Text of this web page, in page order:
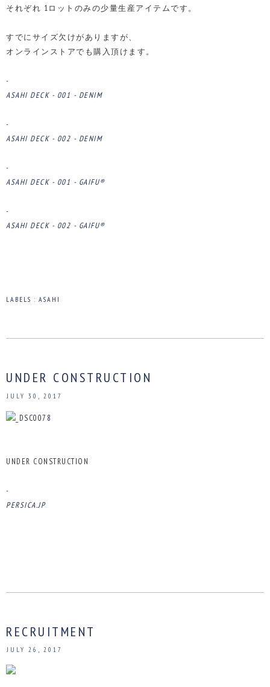
それぞれ 1ロットのみの少量生産アイテムです。
すでにサイズ欠けがありますが、
オンラインストアでも購入頂けます。
-
ASAHI DECK - 001 - DENIM
-
ASAHI DECK - 002 - DENIM
-
ASAHI DECK - 001 - GAIFU®
-
ASAHI DECK - 002 - GAIFU®
LABELS : ASAHI
UNDER CONSTRUCTION
JULY 30, 2017
UNDER CONSTRUCTION
-
PERSICA.JP
RECRUITMENT
JULY 26, 2017